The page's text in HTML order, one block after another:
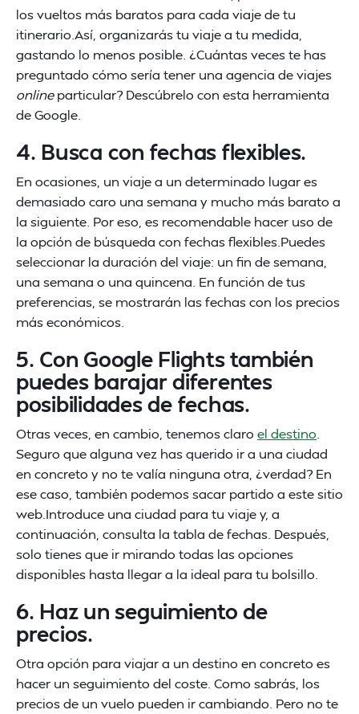
los vueltos más baratos para cada viaje de tu
itinerario.Así, organizarás tu viaje a tu medida,
gastando lo menos posible. ¿Cuántas veces te has
preguntado cómo sería tener una agencia de viajes
onlineparticular? Descúbrelo con esta herramienta
de Google.
4. Busca con fechas flexibles.
En ocasiones, un viaje a un determinado lugar es
demasiado caro una semana y mucho más barato a
la siguiente. Por eso, es recomendable hacer uso de
la opción de búsqueda con fechas flexibles.Puedes
seleccionar la duración del viaje: un fin de semana,
una semana o una quincena. En función de tus
preferencias, se mostrarán las fechas con los precios
más económicos.
5. Con Google Flights también
puedes barajar diferentes
posibilidades de fechas.
Otras veces, en cambio, tenemos claro el destino
Seguro que alguna vez has querido ir a una ciudad
en concreto y no te valía ninguna otra, ¿verdad? En
ese caso, también podemos sacar partido a este sitio
web.Introduce una ciudad para tu viaje y, a
continuación, consulta la tabla de fechas. Después,
solo tienes que ir mirando todas las opciones
disponibles hasta llegar a la ideal para tu bolsillo.
6. Haz un seguimiento de
precios.
Otra opción para viajar a un destino en concreto es
hacer un seguimiento del coste. Como sabrás, los
precios de un vuelo pueden ir cambiando. Pero no te